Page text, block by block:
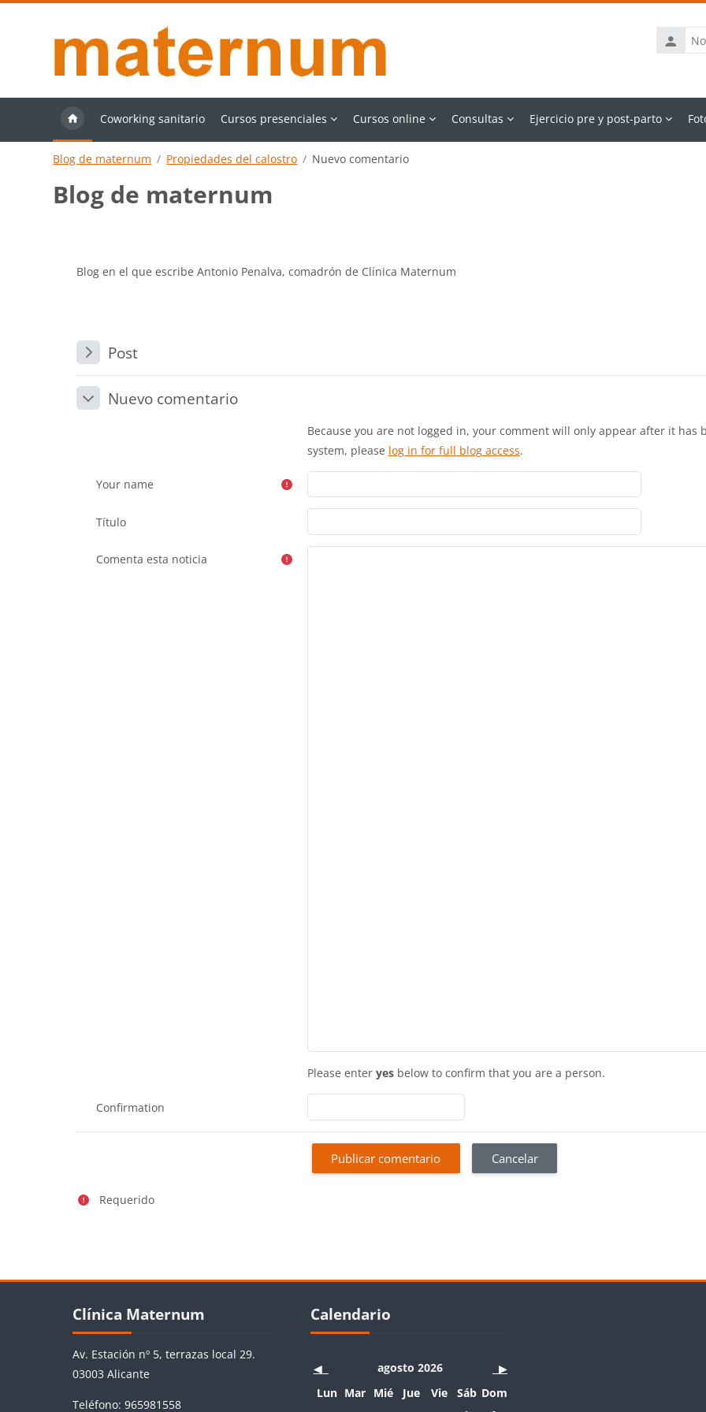
Nombre
de
Coworking sanitario Cursos presenciales Cursos online Consultas Ejercicio pre y post-parto
Blog de maternum Propiedades del calostro Nuevo comentario
Blog de maternum
Blog en el que escribe Antonio Penalva, comadrón de Clínica Maternum
Post
PostPost
Nuevo comentario
Nuevo comentario
Nuevo comentario
Because you are not logged in, your comment will only appear after it has
system, please log in for full blog access.
Your name
Título
Comenta esta noticia
Please enter yesbelow to confirm that you are a person.
Confirmation
Requerido
Bloques
Clínica Maternum
Av. Estación nº 5, terrazas local 29.
03003 Alicante
Teléfono: 965981558
Bloques
Calendario
◀︎ agosto 2026
▶︎
Lunes
Lun Martes
Mar Miércoles
Mié Jueves
Jue Viernes
Vie Sábado
Sáb Domingo
Dom